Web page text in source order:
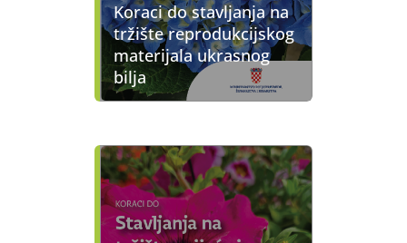
Koraci do stavljanja na
tržište reprodukcijskog
materijala ukrasnog
bilja